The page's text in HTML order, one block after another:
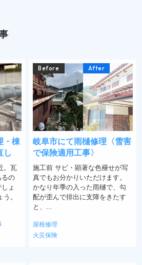
・棟
し
。瓦
るの
ょ
。
Before After
岐阜市にて雨樋修理〈雪害
で保険適用工事〉
施工前 サビ・顕著な色褪せが写
真でもお分かりいただけます。
かなり年季の入った雨樋で、勾
配が歪んで排出に支障をきたす
と、...
屋根修理
火災保険